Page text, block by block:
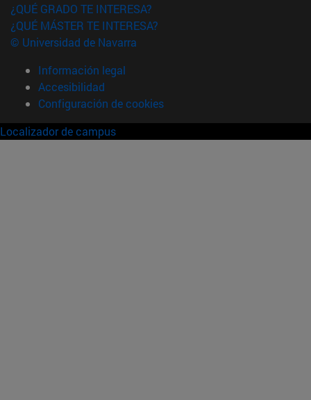
¿QUÉ GRADO TE INTERESA?
¿QUÉ MÁSTER TE INTERESA?
© Universidad de Navarra
Información legal
Accesibilidad
Configuración de cookies
Localizador de campus